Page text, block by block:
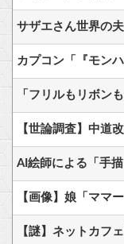
AI絵師による「手